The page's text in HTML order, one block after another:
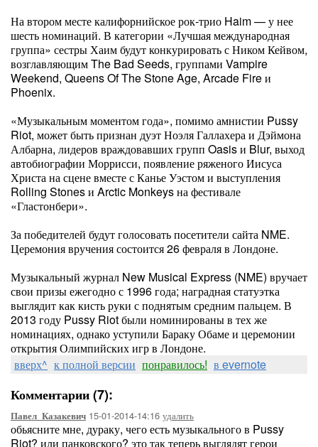
На втором месте калифорнийское рок-трио Haim — у нее
шесть номинаций. В категории «Лучшая международная
группа» сестры Хаим будут конкурировать с Ником Кейвом,
возглавляющим The Bad Seeds, группами Vampire
Weekend, Queens Of The Stone Age, Arcade Fire и
Phoenix.
«Музыкальным моментом года», помимо амнистии Pussy
Riot, может быть признан дуэт Ноэля Галлахера и Дэймона
Албарна, лидеров враждовавших групп Oasis и Blur, выход
автобиографии Моррисси, появление ряженого Иисуса
Христа на сцене вместе с Канье Уэстом и выступления
Rolling Stones и Arctic Monkeys на фестивале
«Гластонбери».
За победителей будут голосовать посетители сайта NME.
Церемония вручения состоится 26 февраля в Лондоне.
Музыкальный журнал New Musical Express (NME) вручает
свои призы ежегодно с 1996 года; наградная статуэтка
выглядит как кисть руки с поднятым средним пальцем. В
2013 году Pussy Riot были номинированы в тех же
номинациях, однако уступили Бараку Обаме и церемонии
открытия Олимпийских игр в Лондоне.
вверх^ к полной версии понравилось! в evernote
Комментарии (7):
Павел_Казакевич 15-01-2014-14:16 удалить
обьясните мне, дураку, чего есть музыкального в Pussy
Riot? или панковского? это так теперь выглядят герои